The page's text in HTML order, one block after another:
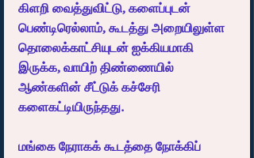
கிளறி வைத்துவிட்டு, களைப்புடன்
பெண்டிரெல்லாம், கூடத்து அறையிலுள்ள
தொலைக்காட்சியுடன் ஐக்கியமாகி
இருக்க, வாயிற் திண்ணையில்
ஆண்களின் சீட்டுக் கச்சேரி
களைகட்டியிருந்தது.
மங்கை நேராகக் கூடத்தை நோக்கிப்